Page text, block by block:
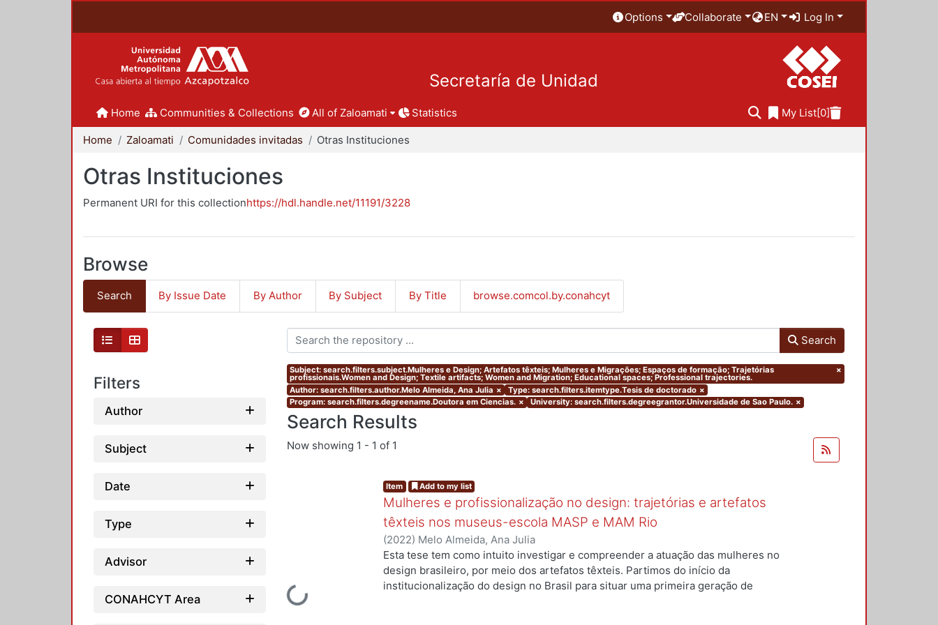
Options Collaborate EN Log In
Secretaría de Unidad
Home Communities & Collections All of Zaloamati Statistics My List[0]
Home Zaloamati Comunidades invitadas Otras Instituciones
Otras Instituciones
Permanent URI for this collectionhttps://hdl.handle.net/11191/3228
Browse
Search By Issue Date By Author By Subject By Title browse.comcol.by.conahcyt
Filters
Author
Subject
Date
Type
Advisor
CONAHCYT Area
Search
Subject: search.filters.subject.Mulheres e Design; Artefatos têxteis; Mulheres e Migrações; Espaços de formação; Trajetórias
profissionais.Women and Design; Textile artifacts; Women and Migration; Educational spaces; Professional trajectories.
×
Author: search.filters.author.Melo Almeida, Ana Julia × Type: search.filters.itemtype.Tesis de doctorado ×
Program: search.filters.degreename.Doutora em Ciencias. × University: search.filters.degreegrantor.Universidade de Sao Paulo. ×
Search Results
Now showing 1 - 1 of 1
Loading...
Item Add to my list
Mulheres e profissionalização no design: trajetórias e artefatos
têxteis nos museus-escola MASP e MAM Rio
(2022) Melo Almeida, Ana Julia
Esta tese tem como intuito investigar e compreender a atuação das mulheres no
design brasileiro, por meio dos artefatos têxteis. Partimos do início da
institucionalização do design no Brasil para situar uma primeira geração de